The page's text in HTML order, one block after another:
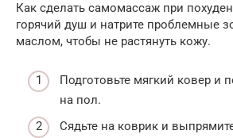
Как сделать самомассаж при
горячий душ и натрите проблемные
маслом, чтобы не растянуть кожу.
Подготовьте мягкий ковер и
на пол.
Сядьте на коврик и